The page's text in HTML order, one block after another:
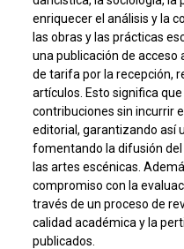
enriquecer el análisis y la
las obras y las prácticas
una publicación de acceso
de tarifa por la recepción,
artículos. Esto significa
contribuciones sin incurrir
editorial, garantizando así
fomentando la difusión
las artes escénicas.
compromiso con la
través de un proceso de
calidad académica y la
publicados.